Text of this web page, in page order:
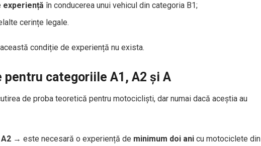
experiență în conducerea unui vehicul din categoria B1;
cerințe legale.
condiție de experiență nu exista.
pentru categoriile A1, A2 și A
de proba teoretică pentru motocicliști, dar numai dacă aceștia au
→ este necesară o experiență de minimum doi ani cu motociclete din